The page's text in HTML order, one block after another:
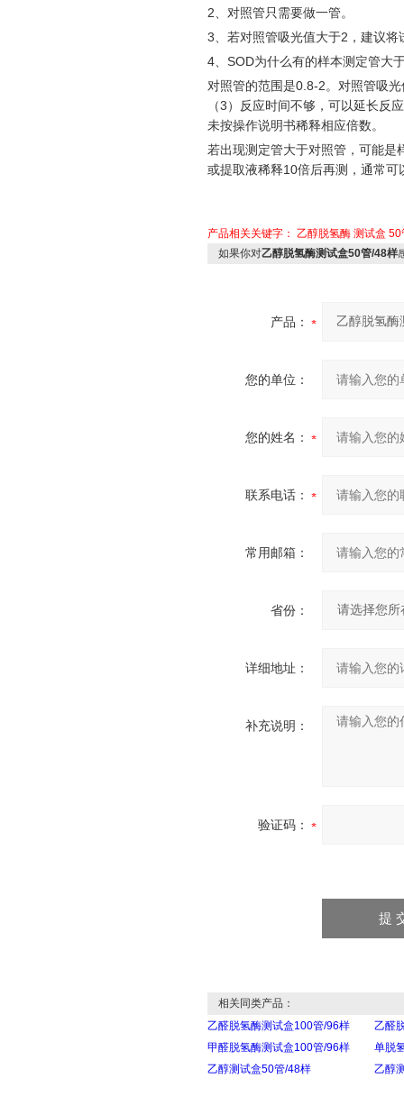
2、对照管只需要做一管。
3、若对照管吸光值大于2，建议
4、SOD为什么有的样本测定管大
对照管的范围是0.8-2。对照管吸
（3）反应时间不够，可以延长反
未按操作说明书稀释相应倍数。
若出现测定管大于对照管，可能是
或提取液稀释10倍后再测，通常可
产品相关关键字： 乙醇脱氢酶 测试盒 50
如果你对乙醇脱氢酶测试盒50管/48样
产品：
您的单位：
您的姓名：
联系电话：
常用邮箱：
省份：
详细地址：
补充说明：
验证码：
相关同类产品：
乙醛脱氢酶测试盒100管/96样
乙醛
甲醛脱氢酶测试盒100管/96样
单脱
乙醇测试盒50管/48样
乙醇